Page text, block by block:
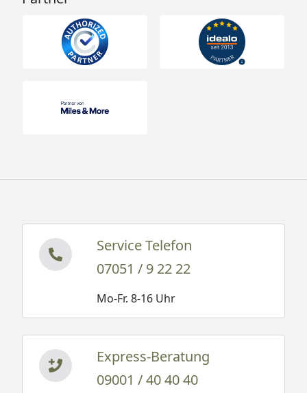
Service Telefon
07051 / 9 22 22
Mo-Fr. 8-16 Uhr
Express-Beratung
09001 / 40 40 40